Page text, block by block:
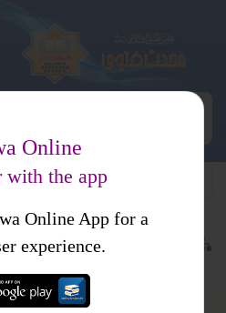
روزہ جدید مسائل
Online
with the app
Online App for a
experience.